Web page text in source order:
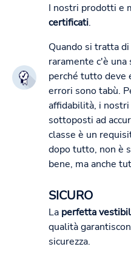
I nostri prodotti e
certificati.
Quando si tratta
raramente c'è una
perché tutto deve
errori sono tabù.
affidabilità, i
sottoposti ad
classe è un
dopo tutto, non è
bene, ma anche
SICURO
La perfetta
qualità
sicurezza.